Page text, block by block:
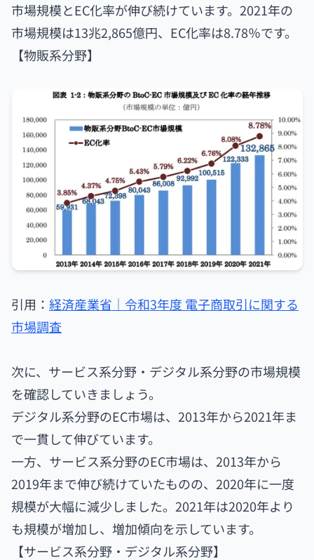
市場規模とEC化率が伸び続けています。2021年の
市場規模は13兆2,865億円、EC化率は8.78％です。
【物販系分野】
引用： 経済産業省｜令和3年度 電子商取引に関する
市場調査
次に、サービス系分野・デジタル系分野の市場規模
を確認していきましょう。
デジタル系分野のEC市場は、2013年から2021年ま
で一貫して伸びています。
一方、サービス系分野のEC市場は、2013年から
2019年まで伸び続けていたものの、2020年に一度
規模が大幅に減少しました。2021年は2020年より
も規模が増加し、増加傾向を示しています。
【サービス系分野・デジタル系分野】